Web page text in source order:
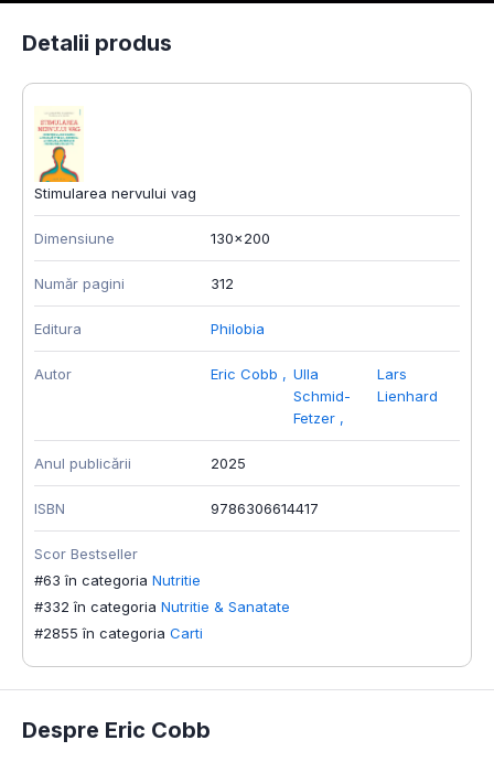
Detalii produs
Stimularea nervului vag
Dimensiune 130x200
Număr pagini 312
Editura Philobia
Autor Eric Cobb , Ulla
Schmid-
Fetzer ,
Lars
Lienhard
Anul publicării 2025
ISBN 9786306614417
Scor Bestseller
#63 în categoria Nutritie
#332 în categoria Nutritie & Sanatate
#2855 în categoria Carti
Despre Eric Cobb